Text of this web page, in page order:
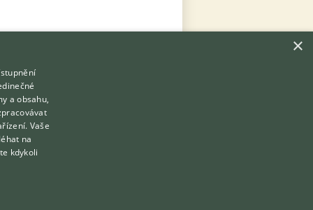
×
a obsahu,
Vaše
na
kdykoli